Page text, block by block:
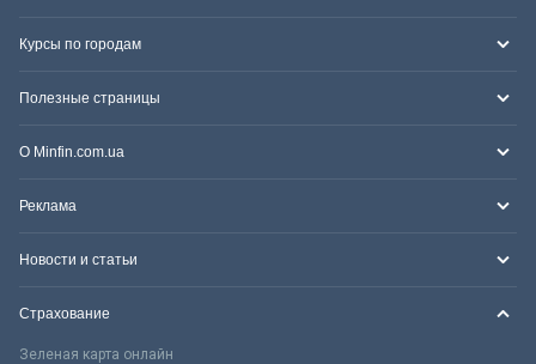
Курсы по городам
Полезные страницы
О Minfin.com.ua
Реклама
Новости и статьи
Страхование
Зеленая карта онлайн